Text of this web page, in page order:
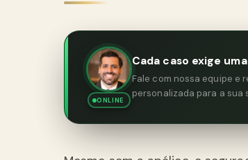
ONLINE
Cada caso exige
Fale com nossa equipe e
personalizada para a sua